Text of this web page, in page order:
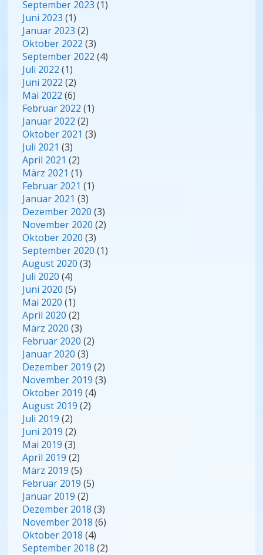
September 2023 (1)
Juni 2023 (1)
Januar 2023 (2)
Oktober 2022 (3)
September 2022 (4)
Juli 2022 (1)
Juni 2022 (2)
Mai 2022 (6)
Februar 2022 (1)
Januar 2022 (2)
Oktober 2021 (3)
Juli 2021 (3)
April 2021 (2)
März 2021 (1)
Februar 2021 (1)
Januar 2021 (3)
Dezember 2020 (3)
November 2020 (2)
Oktober 2020 (3)
September 2020 (1)
August 2020 (3)
Juli 2020 (4)
Juni 2020 (5)
Mai 2020 (1)
April 2020 (2)
März 2020 (3)
Februar 2020 (2)
Januar 2020 (3)
Dezember 2019 (2)
November 2019 (3)
Oktober 2019 (4)
August 2019 (2)
Juli 2019 (2)
Juni 2019 (2)
Mai 2019 (3)
April 2019 (2)
März 2019 (5)
Februar 2019 (5)
Januar 2019 (2)
Dezember 2018 (3)
November 2018 (6)
Oktober 2018 (4)
September 2018 (2)